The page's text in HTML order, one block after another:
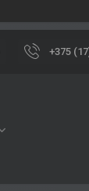
+375